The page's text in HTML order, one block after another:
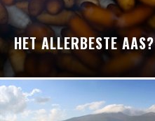
HET ALLERBESTE AAS?